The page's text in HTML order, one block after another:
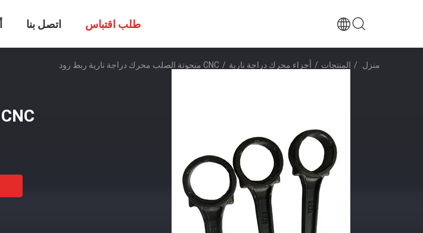
اتصل بنا طلب اقتباس
منزل / المنتجات / أجزاء محرك دراجة نارية / CNC منحوتة الصلب محرك دراجة نارية ربط رود
CNC منحوتة الصلب محرك دراجة نارية ربط رود